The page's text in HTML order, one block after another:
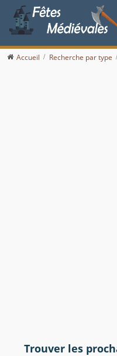
Accueil Recherche par type
Trouver les